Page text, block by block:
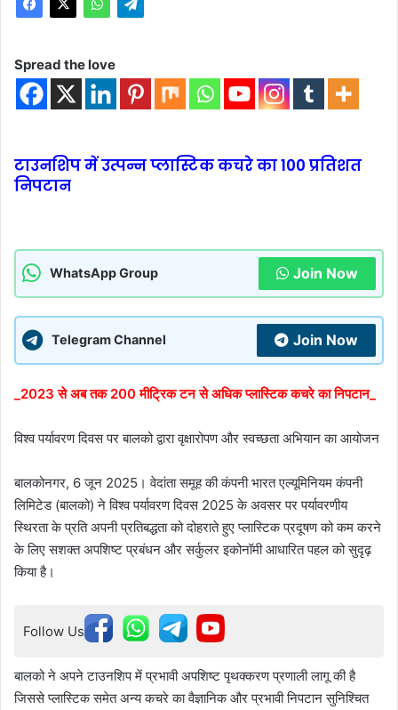
Spread the love
टाउनशिप में उत्पन्न प्लास्टिक कचरे का 100 प्रतिशत
निपटान
WhatsApp Group Join Now
Telegram Channel Join Now
_2023 से अब तक 200 मीट्रिक टन से अधिक प्लास्टिक कचरे का निपटान_
विश्व पर्यावरण दिवस पर बालको द्वारा वृक्षारोपण और स्वच्छता अभियान का आयोजन
बालकोनगर, 6 जून 2025। वेदांता समूह की कंपनी भारत एल्यूमिनियम कंपनी
लिमिटेड (बालको) ने विश्व पर्यावरण दिवस 2025 के अवसर पर पर्यावरणीय
स्थिरता के प्रति अपनी प्रतिबद्धता को दोहराते हुए प्लास्टिक प्रदूषण को कम करने
के लिए सशक्त अपशिष्ट प्रबंधन और सर्कुलर इकोनॉमी आधारित पहल को सुदृढ़
किया है।
Follow Us
बालको ने अपने टाउनशिप में प्रभावी अपशिष्ट पृथक्करण प्रणाली लागू की है
जिससे प्लास्टिक समेत अन्य कचरे का वैज्ञानिक और प्रभावी निपटान सुनिश्चित